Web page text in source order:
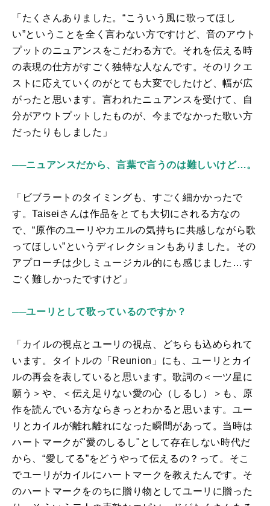
「たくさんありました。“こういう風に歌ってほし
い”ということを全く言わない方ですけど、音のアウト
プットのニュアンスをこだわる方で。それを伝える時
の表現の仕方がすごく独特な人なんです。そのリクエ
ストに応えていくのがとても大変でしたけど、幅が広
がったと思います。言われたニュアンスを受けて、自
分がアウトプットしたものが、今までなかった歌い方
だったりもしました」
──ニュアンスだから、言葉で言うのは難しいけど…。
「ビブラートのタイミングも、すごく細かかったで
す。Taisei さんは作品をとても大切にされる方なの
で、“原作のユーリやカエルの気持ちに共感しながら歌
ってほしい”というディレクションもありました。 その
アプローチは少しミュージカル的にも感じました…す
ごく難しかったですけど」
──ユーリとして歌っているのですか？
「カイルの視点とユーリの視点、どちら も込められて
います。
タイトルの「 Reunion 」にも、ユーリとカイ
ルの再会 を表している と思います。歌詞の＜一ツ星に
願う＞や、＜伝え足りない愛の心（しるし）＞も、原
作を読んでいる方ならきっと わかると思います。ユー
リとカイルが離れ離れになった瞬間があって。 当時は
ハートマークが"愛のしるし"として存在しない時代だ
から
、“愛してる”をどうやって伝えるの？ って。 そこ
でユーリがカイルにハートマークを教えたんです。そ
のハートマークをのちに贈り物としてユーリに贈った